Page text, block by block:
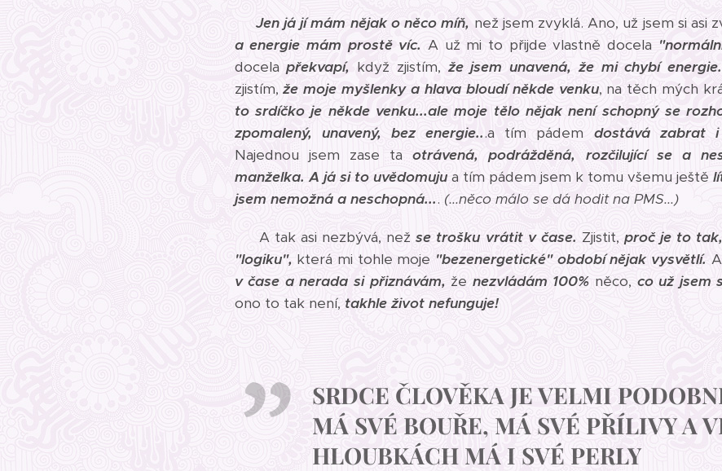
Jen já jí mám nějak o něco míň, než jsem zvyklá. Ano, už jsem si asi
a energie mám prostě víc. A už mi to přijde vlastně docela
docelapřekvapí, když zjistím, že jsem unavená, že mi chybí energie.
zjistím,že moje myšlenky a hlava bloudí někde venku, na těch mých
to srdíčko je někde venku...ale moje tělo nějak není schopný se
zpomalený, unavený, bez energie...a tím pádem dostává zabrat
Najednou jsem zase taotrávená, podrážděná, rozčilující se a
manželka. A já si to uvědomujua tím pádem jsem k tomu všemu ještě
jsem nemožná a neschopná.... (...něco málo se dá hodit na PMS...)
A tak asi nezbývá, nežse trošku vrátit v čase. Zjistit, proč je to tak,
"logiku", která mi tohle moje "bezenergetické" období nějak vysvětlí.
v čase a nerada si přiznávám, že nezvládám 100% něco, co už jsem
ono to tak není, takhle život nefunguje!
SRDCE ČLOVĚKA JE VELMI
MÁ SVÉ BOUŘE, MÁ SVÉ PŘÍLIVY A
HLOUBKÁCH MÁ I SVÉ PERLY